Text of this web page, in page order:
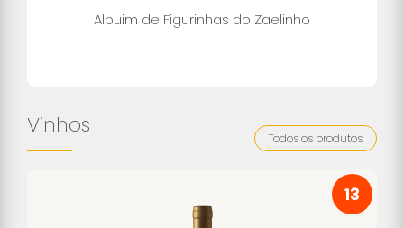
Albuim de Figurinhas do Zaelinho
Vinhos Todos os produtos
13